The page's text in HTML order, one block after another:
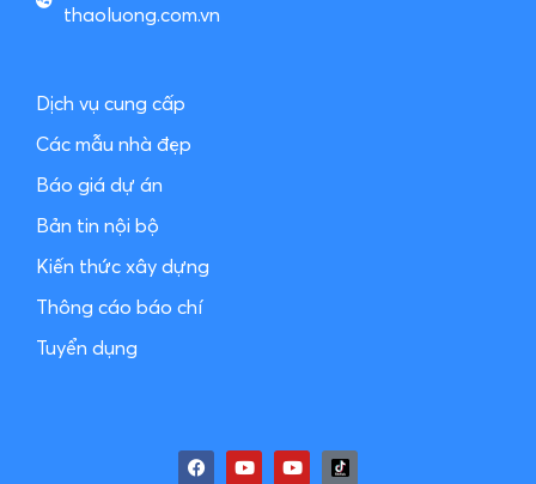
thaoluong.com.vn
Dịch vụ cung cấp
Các mẫu nhà đẹp
Báo giá dự án
Bản tin nội bộ
Kiến thức xây dựng
Thông cáo báo chí
Tuyển dụng